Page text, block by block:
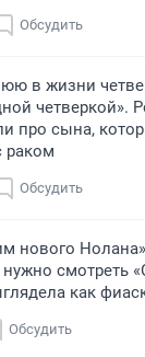
Обсудить
в жизни
четверкой».
про сына,
раком
Обсудить
нового
смотреть
как
Обсудить